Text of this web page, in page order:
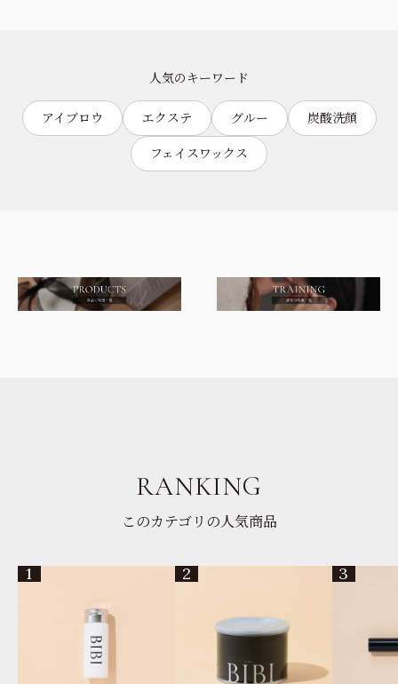
人気のキーワード
アイブロウ エクステ グルー 炭酸洗顔
フェイスワックス
RANKING
このカテゴリの人気商品